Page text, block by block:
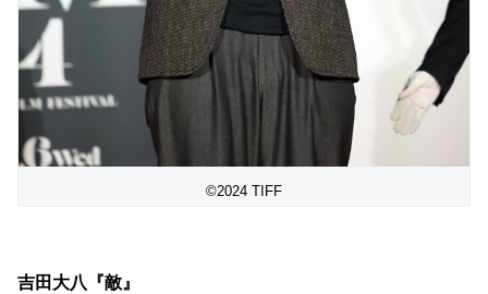
©2024 TIFF
吉田大八『敵』